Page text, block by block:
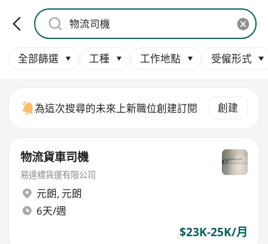
全部篩選 工種 工作地點 受僱形式
為這次搜尋的未來上新職位創建訂閱 創建
物流貨車司機
易達標貨運有限公司
元朗, 元朗
6天/週
$23K-25K/月